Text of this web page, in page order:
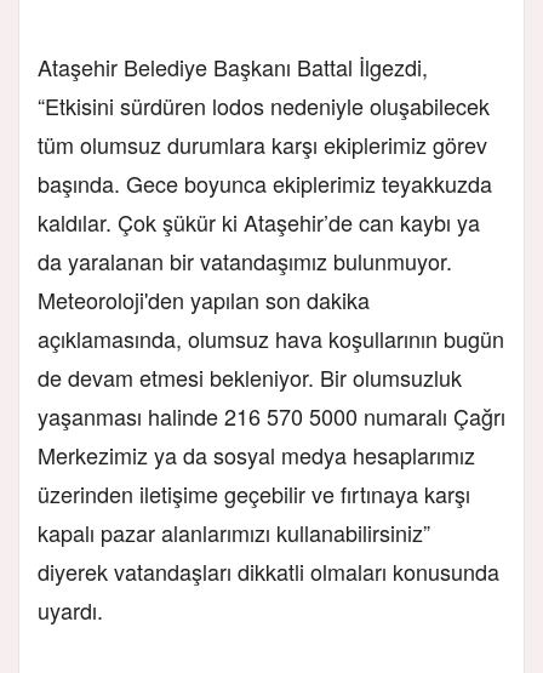
Ataşehir Belediye Başkanı Battal İlgezdi,
“Etkisini sürdüren lodos nedeniyle oluşabilecek
tüm olumsuz durumlara karşı ekiplerimiz görev
başında. Gece boyunca ekiplerimiz teyakkuzda
kaldılar. Çok şükür ki Ataşehir’de can kaybı ya
da yaralanan bir vatandaşımız bulunmuyor.
Meteoroloji'den yapılan son dakika
açıklamasında, olumsuz hava koşullarının bugün
de devam etmesi bekleniyor. Bir olumsuzluk
yaşanması halinde 216 570 5000 numaralı Çağrı
Merkezimiz ya da sosyal medya hesaplarımız
üzerinden iletişime geçebilir ve fırtınaya karşı
kapalı pazar alanlarımızı kullanabilirsiniz”
diyerek vatandaşları dikkatli olmaları konusunda
uyardı.